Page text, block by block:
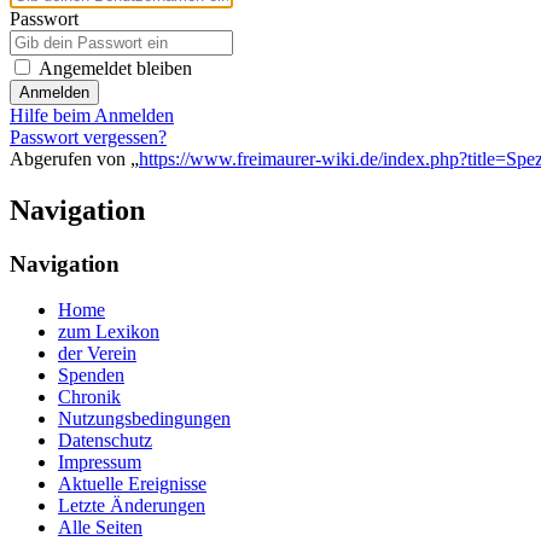
Passwort
Angemeldet bleiben
Anmelden
Hilfe beim Anmelden
Passwort vergessen?
Abgerufen von „https://www.freimaurer-wiki.de/
Navigation
Navigation
Home
zum Lexikon
der Verein
Spenden
Chronik
Nutzungsbedingungen
Datenschutz
Impressum
Aktuelle Ereignisse
Letzte Änderungen
Alle Seiten